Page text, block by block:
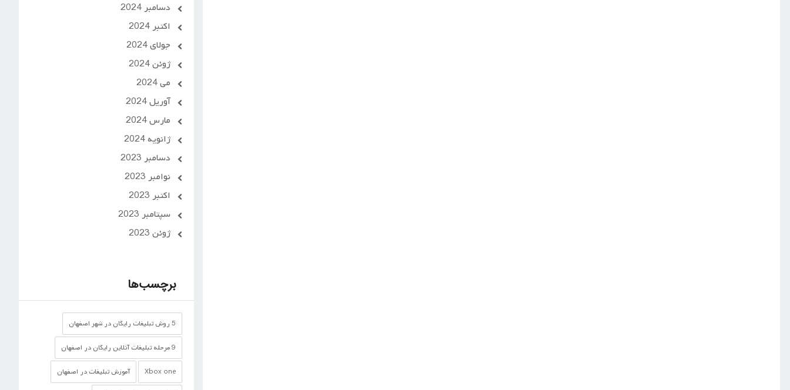
دسامبر 2024
اکتبر 2024
جولای 2024
ژوئن 2024
می 2024
آوریل 2024
مارس 2024
ژانویه 2024
دسامبر 2023
نوامبر 2023
اکتبر 2023
سپتامبر 2023
ژوئن 2023
برچسب‌ها
5 روش تبلیغات رایگان در شهر اصفهان
9 مرحله تبلیغات آنلاین رایگان در اصفهان
Xbox one آموزش تبلیغات در اصفهان